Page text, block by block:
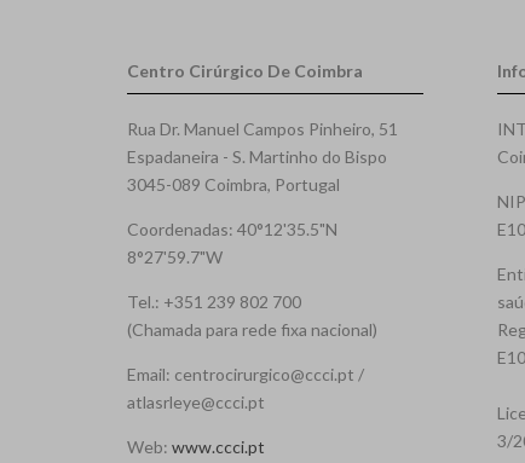
Centro Cirúrgico De Coimbra
Rua Dr. Manuel Campos Pinheiro, 51
Espadaneira - S. Martinho do Bispo
3045-089 Coimbra, Portugal
Coordenadas: 40°12'35.5"N
8°27'59.7"W
Tel.: +351 239 802 700
(Chamada para rede fixa nacional)
Email: centrocirurgico@ccci.pt /
atlasrleye@ccci.pt
Web: www.ccci.pt
3/